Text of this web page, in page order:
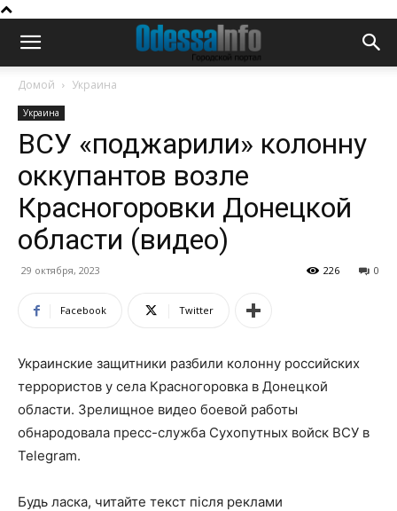
Домой Украина
Украина
ВСУ «поджарили» колонну
оккупантов возле
Красногоровки Донецкой
области (видео)
29 октября, 2023 0
226
Facebook Twitter
Украинские защитники разбили колонну российских
террористов у села Красногоровка в Донецкой
области. Зрелищное видео боевой работы
обнародовала пресс-служба Сухопутных войск ВСУ в
Telegram.
Будь ласка, читайте текст після реклами